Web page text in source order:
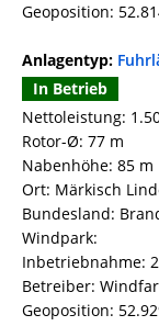
Geoposition:
Anlagentyp:
In Betrieb
Nettoleistung:
Rotor-Ø: 77 m
Nabenhöhe: 85 m
Ort: Märkisch
Bundesland:
Windpark:
Inbetriebnahme:
Betreiber:
Geoposition: